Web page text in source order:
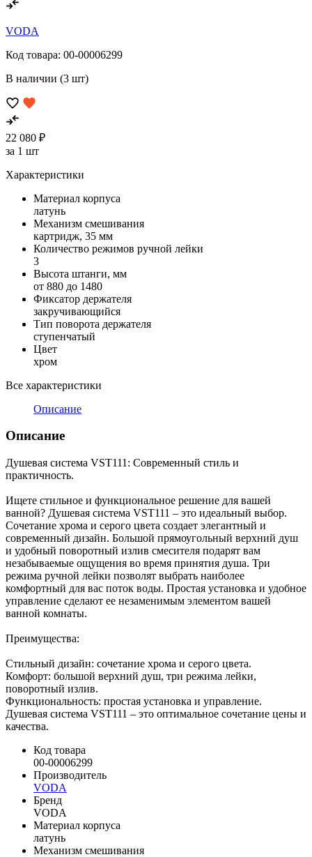
VODA
Код товара: 00-00006299
В наличии (3 шт)
22 080 ₽
за 1 шт
Характеристики
Материал корпуса
латунь
Механизм смешивания
картридж, 35 мм
Количество режимов ручной лейки
3
Высота штанги, мм
от 880 до 1480
Фиксатор держателя
закручивающийся
Тип поворота держателя
ступенчатый
Цвет
хром
Все характеристики
Описание
Описание
Душевая система VST111: Современный стиль и
практичность.
Ищете стильное и функциональное решение для вашей
ванной? Душевая система VST111 – это идеальный выбор.
Сочетание хрома и серого цвета создает элегантный и
современный дизайн. Большой прямоугольный верхний душ
и удобный поворотный излив смесителя подарят вам
незабываемые ощущения во время принятия душа. Три
режима ручной лейки позволят выбрать наиболее
комфортный для вас поток воды. Простая установка и удобное
управление сделают ее незаменимым элементом вашей
ванной комнаты.
Преимущества:
Стильный дизайн: сочетание хрома и серого цвета.
Комфорт: большой верхний душ, три режима лейки,
поворотный излив.
Функциональность: простая установка и управление.
Душевая система VST111 – это оптимальное сочетание цены и
качества.
Код товара
00-00006299
Производитель
VODA
Бренд
VODA
Материал корпуса
латунь
Механизм смешивания